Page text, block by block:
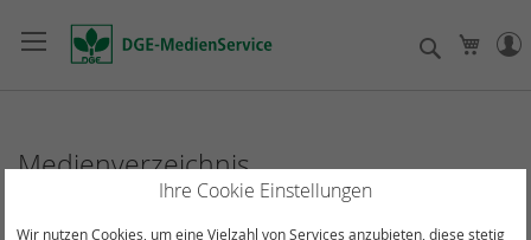
zum
Inhalt
Suche
Medienverzeichnis
Ihre Cookie Einstellungen
Wir nutzen Cookies, um eine Vielzahl von Services anzubieten, diese stetig